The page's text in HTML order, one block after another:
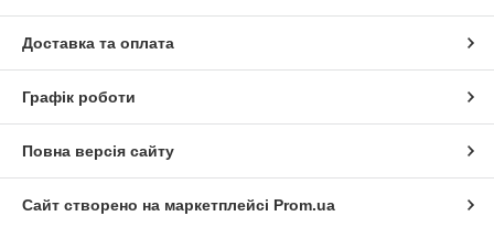
Доставка та оплата
Графік роботи
Повна версія сайту
Сайт створено на маркетплейсі Prom.ua